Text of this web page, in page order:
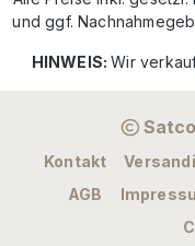
und ggf.
HINWEIS:Wir
Kontakt
AGB